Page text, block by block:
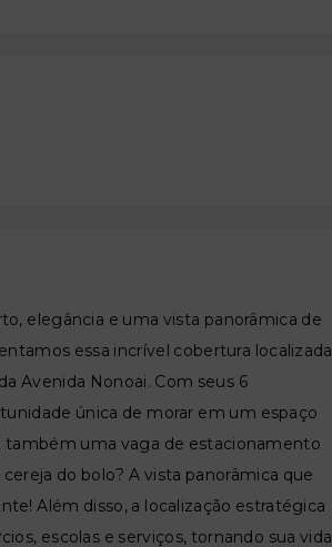
elegância e uma vista panorâmica de
essa incrível cobertura localizada
Avenida Nonoai. Com seus 6
única de morar em um espaço
também uma vaga de estacionamento
do bolo? A vista panorâmica que
Além disso, a localização estratégica
escolas e serviços, tornando sua vida